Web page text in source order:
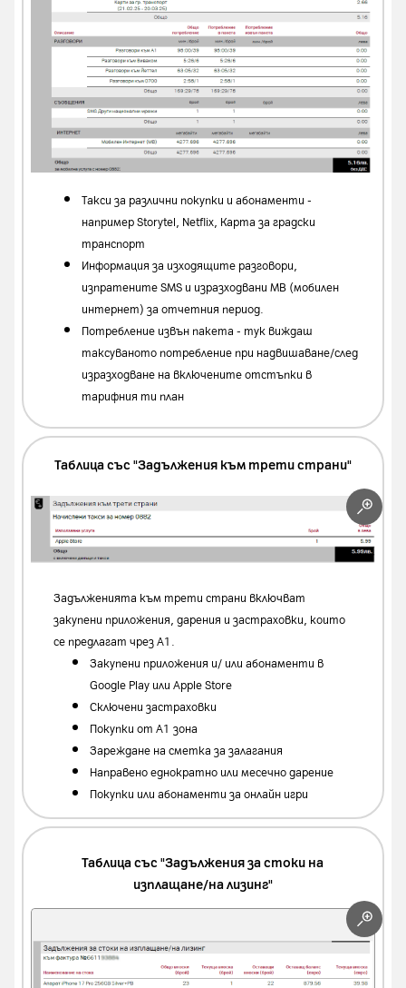
Такси за различни покупки и абонаменти -
например Storytel, Netflix, Карта за градски
транспорт
Информация за изходящите разговори,
изпратените SMS и изразходвани MB (мобилен
интернет) за отчетния период.
Потребление извън пакета - тук виждаш
таксуваното потребление при надвишаване/след
изразходване на включените отстъпки в
тарифния ти план
Таблица със "Задължения към трети страни"
Задълженията към трети страни включват
закупени приложения, дарения и застраховки, които
се предлагат чрез А1.
Закупени приложения и/ или абонаменти в
Google Play или Apple Store
Сключени застраховки
Покупки от А1 зона
Зареждане на сметка за залагания
Направено еднократно или месечно дарение
Покупки или абонаменти за онлайн игри
Таблица със "Задължения за стоки на
изплащане/на лизинг"